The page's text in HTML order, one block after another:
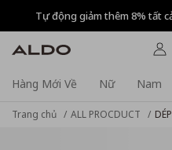
Tự động giảm thêm 8% tất
Hàng Mới Về Nữ Nam
Trang chủ ALL PROCDUCT